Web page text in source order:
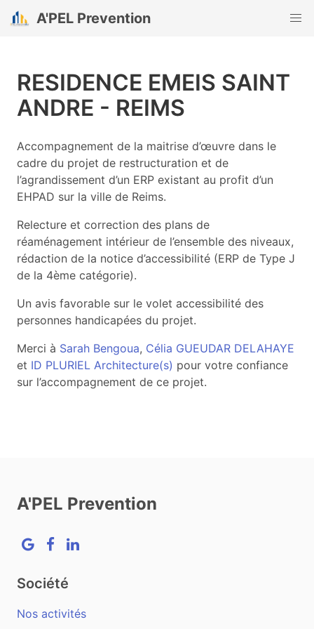
A'PEL Prevention
RESIDENCE EMEIS SAINT
ANDRE - REIMS
Accompagnement de la maitrise d’œuvre dans le
cadre du projet de restructuration et de
l’agrandissement d’un ERP existant au profit d’un
EHPAD sur la ville de Reims.
Relecture et correction des plans de
réaménagement intérieur de l’ensemble des niveaux,
rédaction de la notice d’accessibilité (ERP de Type J
de la 4ème catégorie).
Un avis favorable sur le volet accessibilité des
personnes handicapées du projet.
Merci à Sarah Bengoua, Célia GUEUDAR DELAHAYE
et ID PLURIEL Architecture(s) pour votre confiance
sur l’accompagnement de ce projet.
A'PEL Prevention
GoogleFacebook
LinkedIn
Société
Nos activités